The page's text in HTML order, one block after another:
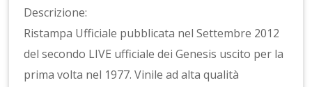
Descrizione:
Ristampa Ufficiale pubblicata nel Settembre 2012
del secondo LIVE ufficiale dei Genesis uscito per la
prima volta nel 1977. Vinile ad alta qualità